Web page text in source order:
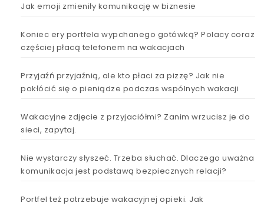
Jak emoji zmieniły komunikację w biznesie
Koniec ery portfela wypchanego gotówką? Polacy coraz
częściej płacą telefonem na wakacjach
Przyjaźń przyjaźnią, ale kto płaci za pizzę? Jak nie
pokłócić się o pieniądze podczas wspólnych wakacji
Wakacyjne zdjęcie z przyjaciółmi? Zanim wrzucisz je do
sieci, zapytaj.
Nie wystarczy słyszeć. Trzeba słuchać. Dlaczego uważna
komunikacja jest podstawą bezpiecznych relacji?
Portfel też potrzebuje wakacyjnej opieki. Jak